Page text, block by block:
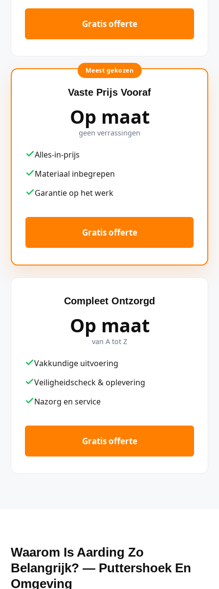
Gratis offerte
Meest gekozen
Vaste Prijs Vooraf
Op maat
geen verrassingen
Alles-in-prijs
Materiaal inbegrepen
Garantie op het werk
Gratis offerte
Compleet Ontzorgd
Op maat
van A tot Z
Vakkundige uitvoering
Veiligheidscheck & oplevering
Nazorg en service
Gratis offerte
Waarom Is Aarding Zo
Belangrijk? — Puttershoek En
Omgeving